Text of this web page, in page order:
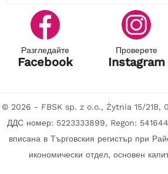
Разгледайте
Facebook
Проверете
Instagram
© 2026 - FBSK sp. z o.o., Żytnia 15/21B,
ДДС номер: 5223333899, Regon:
вписана в Търговския регистър при
икономически отдел, основен